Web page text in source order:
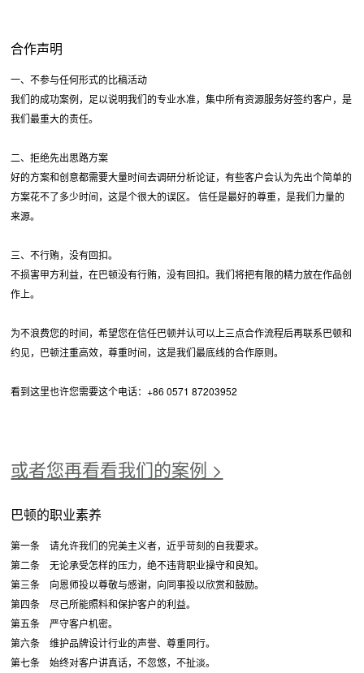
合作声明
一、不参与任何形式的比稿活动
我们的成功案例，足以说明我们的专业水准，集中所有资源服务好签约客户，是
我们最重大的责任。
二、拒绝先出思路方案
好的方案和创意都需要大量时间去调研分析论证，有些客户会认为先出个简单的
方案花不了多少时间，这是个很大的误区。 信任是最好的尊重，是我们力量的
来源。
三、不行贿，没有回扣。
不损害甲方利益，在巴顿没有行贿，没有回扣。我们将把有限的精力放在作品创
作上。
为不浪费您的时间，希望您在信任巴顿并认可以上三点合作流程后再联系巴顿和
约见，巴顿注重高效，尊重时间，这是我们最底线的合作原则。
看到这里也许您需要这个电话：+86 0571 87203952
或者您再看看我们的案例 >
巴顿的职业素养
第一条 请允许我们的完美主义者，近乎苛刻的自我要求。
第二条 无论承受怎样的压力，绝不违背职业操守和良知。
第三条 向恩师投以尊敬与感谢，向同事投以欣赏和鼓励。
第四条 尽己所能照料和保护客户的利益。
第五条 严守客户机密。
第六条 维护品牌设计行业的声誉、尊重同行。
第七条 始终对客户讲真话，不忽悠，不扯淡。